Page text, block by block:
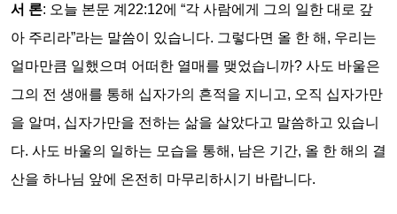
서 론: 오늘 본문 계 22:12에 “각 사람에게 그의 일한 대로 갚
아 주리라”라는 말씀이 있습니다. 그렇다면 올 한 해 , 우리는
얼마만큼 일했으며 어떠한 열매를 맺었습니까? 사도 바울은
그의 전 생애를 통해 십자가의 흔적을 지니고, 오직 십자가만
을 알며 , 십자가만을 전하는 삶을 살았다고 말씀하고 있습니
다. 사도 바울의 일하는 모습을 통해 , 남은 기간, 올 한 해의 결
산을 하나님 앞에 온전히 마무리하시기 바랍니다.